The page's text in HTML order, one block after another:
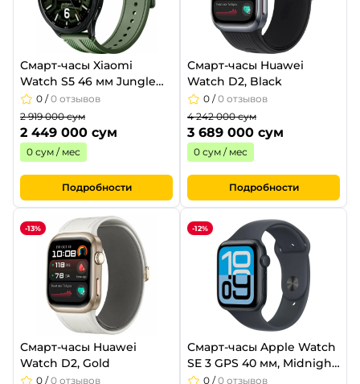
Смарт-часы Xiaomi
Watch S5 46 мм Jungle
Green
0 /0 отзывов
2 919 000 сум
2 449 000 сум
0 сум / мес
Подробности
Смарт-часы Huawei
Watch D2, Black
0 /0 отзывов
4 242 000 сум
3 689 000 сум
0 сум / мес
Подробности
-13%
Смарт-часы Huawei
Watch D2, Gold
0 /0 отзывов
-12%
Смарт-часы Apple Watch
SE 3 GPS 40 мм, Midnight
Aluminum Case, Midnight
0 /0 отзывов